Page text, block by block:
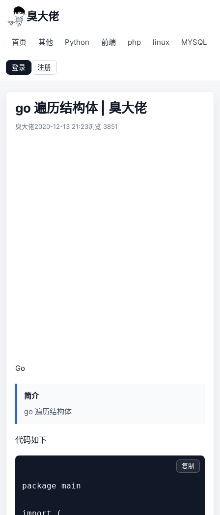
臭大佬
首页 其他 Python 前端 php linux MYSQL
登录 注册
go 遍历结构体 | 臭大佬
臭大佬2020-12-13 21:23浏览 3851
Go
简介
go 遍历结构体
代码如下
package main
复制